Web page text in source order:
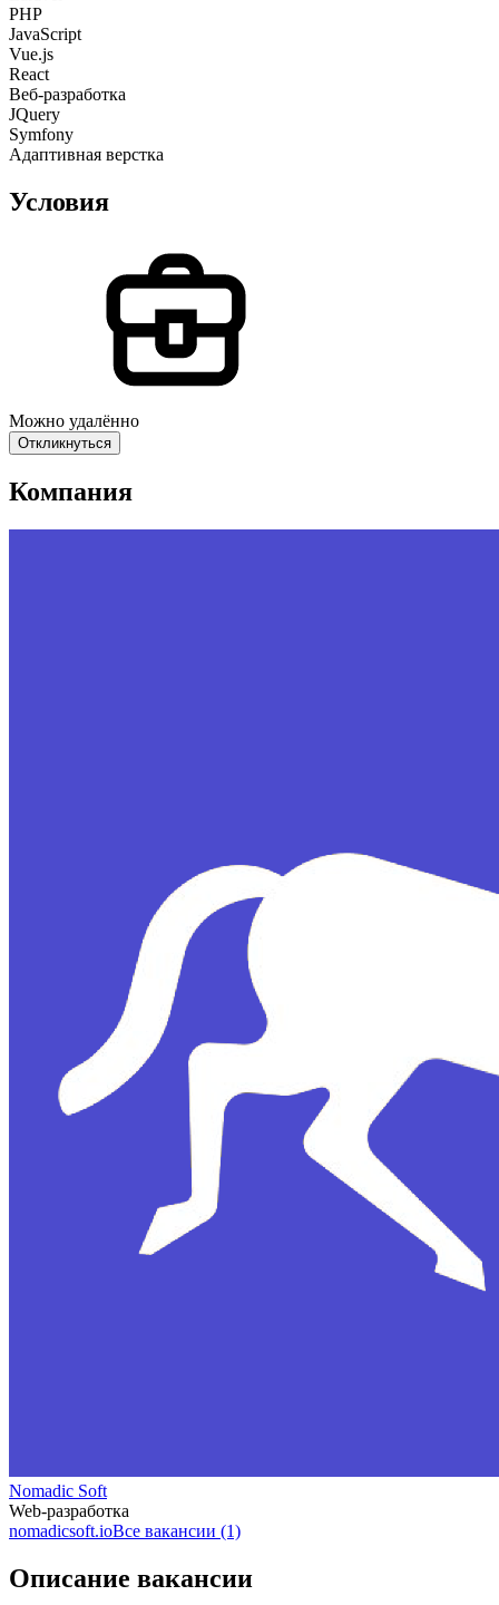
PHP
JavaScript
Vue.js
React
Веб-разработка
JQuery
Symfony
Адаптивная верстка
Условия
Можно удалённо
Откликнуться
Компания
Nomadic Soft
Web-разработка
nomadicsoft.ioВсе вакансии (1)
Описание вакансии